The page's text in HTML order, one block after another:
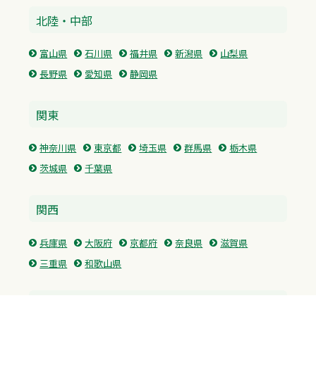
北陸・中部
富山県 石川県 福井県 新潟県
山梨県
長野県
愛知県 静岡県
関東
神奈川県 東京都 埼玉県 群馬県
栃木県
茨城県
千葉県
関西
兵庫県 大阪府 京都府 奈良県
滋賀県
三重県
和歌山県